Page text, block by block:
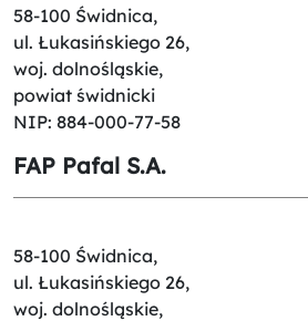
58-100 Świdnica,
ul. Łukasińskiego 26,
woj. dolnośląskie,
powiat świdnicki
NIP: 884-000-77-58
FAP Pafal S.A.
58-100 Świdnica,
ul. Łukasińskiego 26,
woj. dolnośląskie,